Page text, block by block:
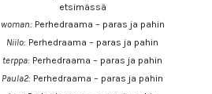
etsimässä
woman: Perhedraama – paras ja pahin
Niilo: Perhedraama – paras ja pahin
terppa: Perhedraama – paras ja pahin
Paula2: Perhedraama – paras ja pahin